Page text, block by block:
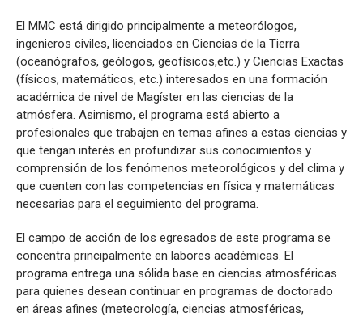
El MMC está dirigido principalmente a meteorólogos,
ingenieros civiles, licenciados en Ciencias de la Tierra
(oceanógrafos, geólogos, geofísicos,etc.) y Ciencias Exactas
(físicos, matemáticos, etc.) interesados en una formación
académica de nivel de Magíster en las ciencias de la
atmósfera. Asimismo, el programa está abierto a
profesionales que trabajen en temas afines a estas ciencias y
que tengan interés en profundizar sus conocimientos y
comprensión de los fenómenos meteorológicos y del clima y
que cuenten con las competencias en física y matemáticas
necesarias para el seguimiento del programa.
El campo de acción de los egresados de este programa se
concentra principalmente en labores académicas. El
programa entrega una sólida base en ciencias atmosféricas
para quienes desean continuar en programas de doctorado
en áreas afines (meteorología, ciencias atmosféricas,